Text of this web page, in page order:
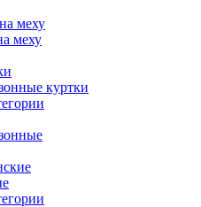
меху
меху
куртки